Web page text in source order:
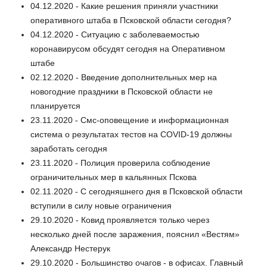
04.12.2020 - Какие решения приняли участники
оперативного штаба в Псковской области сегодня?
04.12.2020 - Ситуацию с заболеваемостью
коронавирусом обсудят сегодня на Оперативном
штабе
02.12.2020 - Введение дополнительных мер на
новогодние праздники в Псковской области не
планируется
23.11.2020 - Смс-оповещение и информационная
система о результатах тестов на COVID-19 должны
заработать сегодня
23.11.2020 - Полиция проверила соблюдение
ограничительных мер в кальянных Пскова
02.11.2020 - С сегодняшнего дня в Псковской области
вступили в силу новые ограничения
29.10.2020 - Ковид проявляется только через
несколько дней после заражения, пояснил «Вестям»
Александр Нестерук
29.10.2020 - Большинство очагов - в офисах. Главный